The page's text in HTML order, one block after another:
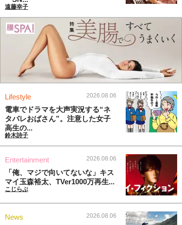
遠藤幸子
Lifestyle 2026.08.06
電車でドラマを大声実況する“ネ
タバレおばさん”。注意した女子
高生の...
鈴木詩子
Entertainment 2026.08.06
「俺、マジで向いてないな」キス
マイ玉森裕太、TVer1000万再生...
こじらぶ
News 2026.08.06